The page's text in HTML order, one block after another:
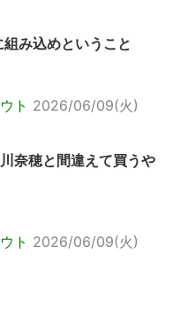
み込めということ
ト 2026/06/09(火)
奈穂と間違えて買うや
ト 2026/06/09(火)